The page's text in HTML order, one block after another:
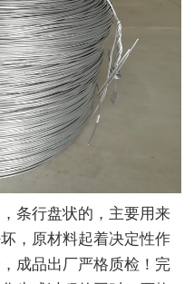
条行盘状的，主要用来
，原材料起着决定性作
成品出厂严格质检！完